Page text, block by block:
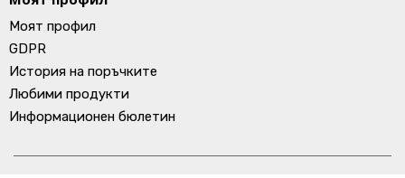
Моят профил
GDPR
История на поръчките
Любими продукти
Информационен бюлетин